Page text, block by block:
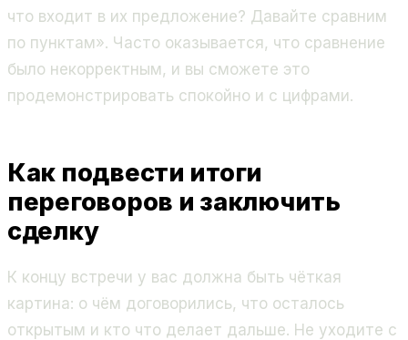
что входит в их предложение? Давайте сравним
по пунктам». Часто оказывается, что сравнение
было некорректным, и вы сможете это
продемонстрировать спокойно и с цифрами.
Как подвести итоги
переговоров и заключить
сделку
К концу встречи у вас должна быть чёткая
картина: о чём договорились, что осталось
открытым и кто что делает дальше. Не уходите с